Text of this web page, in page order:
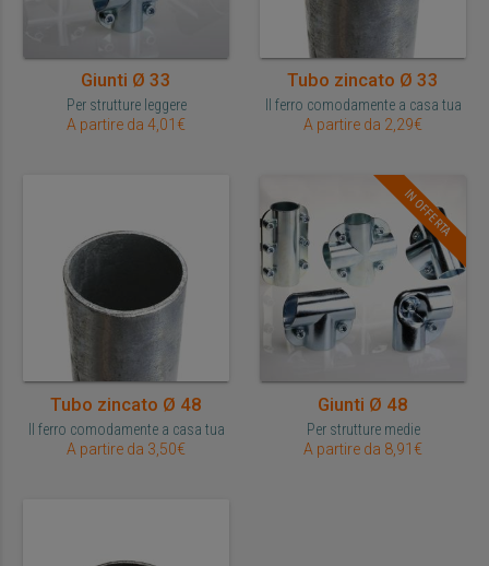
Giunti Ø 33
Per strutture leggere
A partire da 4,01€
Tubo zincato Ø 33
Il ferro comodamente a casa tua
A partire da 2,29€
Tubo zincato Ø 48
Il ferro comodamente a casa tua
A partire da 3,50€
IN OFFERTA
Giunti Ø 48
Per strutture medie
A partire da 8,91€